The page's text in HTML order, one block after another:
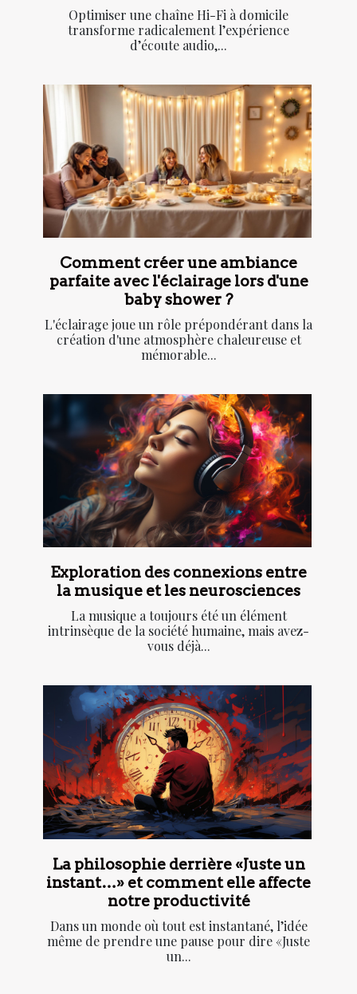
Optimiser une chaîne Hi-Fi à domicile
transforme radicalement l’expérience
d’écoute audio,...
Comment créer une ambiance
parfaite avec l'éclairage lors d'une
baby shower ?
L'éclairage joue un rôle prépondérant dans la
création d'une atmosphère chaleureuse et
mémorable...
Exploration des connexions entre
la musique et les neurosciences
La musique a toujours été un élément
intrinsèque de la société humaine, mais avez-
vous déjà...
La philosophie derrière «Juste un
instant…» et comment elle affecte
notre productivité
Dans un monde où tout est instantané, l’idée
même de prendre une pause pour dire «Juste
un...